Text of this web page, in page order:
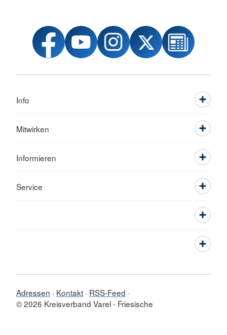
Info
Mitwirken
Informieren
Service
Adressen Kontakt RSS-Feed
© 2026 Kreisverband Varel - Friesische